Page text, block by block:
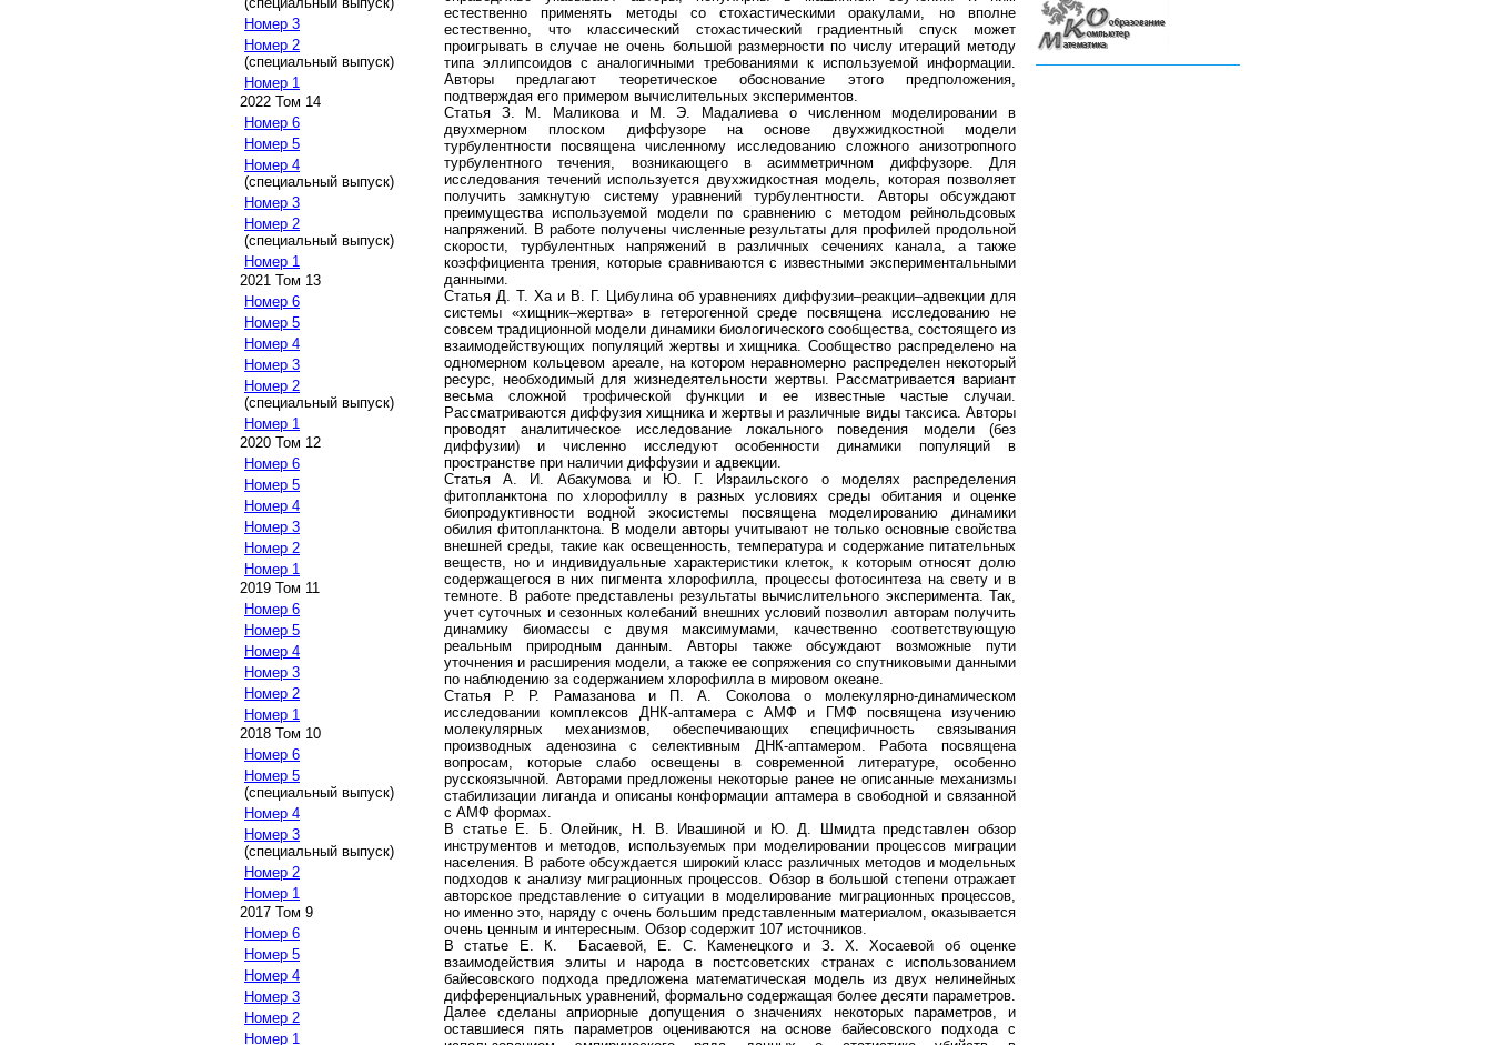
Номер 3
Номер 2
(специальный выпуск)
Номер 1
2022 Том 14
Номер 6
Номер 5
Номер 4
(специальный выпуск)
Номер 3
Номер 2
(специальный выпуск)
Номер 1
2021 Том 13
Номер 6
Номер 5
Номер 4
Номер 3
Номер 2
(специальный выпуск)
Номер 1
2020 Том 12
Номер 6
Номер 5
Номер 4
Номер 3
Номер 2
Номер 1
2019 Том 11
Номер 6
Номер 5
Номер 4
Номер 3
Номер 2
Номер 1
2018 Том 10
Номер 6
Номер 5
(специальный выпуск)
Номер 4
Номер 3
(специальный выпуск)
Номер 2
Номер 1
2017 Том 9
Номер 6
Номер 5
Номер 4
Номер 3
Номер 2
Номер 1
естественно применять методы со стохастическими оракулами, но вполне
естественно, что классический стохастический градиентный спуск может
проигрывать в случае не очень большой размерности по числу итераций методу
типа эллипсоидов с аналогичными требованиями к используемой информации.
Авторы предлагают теоретическое обоснование этого предположения,
подтверждая его примером вычислительных экспериментов.
Статья З. М. Маликова и М. Э. Мадалиева о численном моделировании в
двухмерном плоском диффузоре на основе двухжидкостной модели
турбулентности посвящена численному исследованию сложного анизотропного
турбулентного течения, возникающего в асимметричном диффузоре. Для
исследования течений используется двухжидкостная модель, которая позволяет
получить замкнутую систему уравнений турбулентности. Авторы обсуждают
преимущества используемой модели по сравнению с методом рейнольдсовых
напряжений. В работе получены численные результаты для профилей продольной
скорости, турбулентных напряжений в различных сечениях канала, а также
коэффициента трения, которые сравниваются с известными экспериментальными
данными.
Статья Д. Т. Ха и В. Г. Цибулина об уравнениях диффузии–реакции–адвекции для
системы «хищник–жертва» в гетерогенной среде посвящена исследованию не
совсем традиционной модели динамики биологического сообщества, состоящего из
взаимодействующих популяций жертвы и хищника. Сообщество распределено на
одномерном кольцевом ареале, на котором неравномерно распределен некоторый
ресурс, необходимый для жизнедеятельности жертвы. Рассматривается вариант
весьма сложной трофической функции и ее известные частые случаи.
Рассматриваются диффузия хищника и жертвы и различные виды таксиса. Авторы
проводят аналитическое исследование локального поведения модели (без
диффузии) и численно исследуют особенности динамики популяций в
пространстве при наличии диффузии и адвекции.
Статья А. И. Абакумова и Ю. Г. Израильского о моделях распределения
фитопланктона по хлорофиллу в разных условиях среды обитания и оценке
биопродуктивности водной экосистемы посвящена моделированию динамики
обилия фитопланктона. В модели авторы учитывают не только основные свойства
внешней среды, такие как освещенность, температура и содержание питательных
веществ, но и индивидуальные характеристики клеток, к которым относят долю
содержащегося в них пигмента хлорофилла, процессы фотосинтеза на свету и в
темноте. В работе представлены результаты вычислительного эксперимента. Так,
учет суточных и сезонных колебаний внешних условий позволил авторам получить
динамику биомассы с двумя максимумами, качественно соответствующую
реальным природным данным. Авторы также обсуждают возможные пути
уточнения и расширения модели, а также ее сопряжения со спутниковыми данными
по наблюдению за содержанием хлорофилла в мировом океане.
Статья Р. Р. Рамазанова и П. А. Соколова о молекулярно-динамическом
исследовании комплексов ДНК-аптамера с АМФ и ГМФ посвящена изучению
молекулярных механизмов, обеспечивающих специфичность связывания
производных аденозина с селективным ДНК-аптамером. Работа посвящена
вопросам, которые слабо освещены в современной литературе, особенно
русскоязычной. Авторами предложены некоторые ранее не описанные механизмы
стабилизации лиганда и описаны конформации аптамера в свободной и связанной
c АМФ формах.
В статье Е. Б. Олейник, Н. В. Ивашиной и Ю. Д. Шмидта представлен обзор
инструментов и методов, используемых при моделировании процессов миграции
населения. В работе обсуждается широкий класс различных методов и модельных
подходов к анализу миграционных процессов. Обзор в большой степени отражает
авторское представление о ситуации в моделирование миграционных процессов,
но именно это, наряду с очень большим представленным материалом, оказывается
очень ценным и интересным. Обзор содержит 107 источников.
В статье Е. К. Басаевой, Е. С. Каменецкого и З. Х. Хосаевой об оценке
взаимодействия элиты и народа в постсоветских странах с использованием
байесовского подхода предложена математическая модель из двух нелинейных
дифференциальных уравнений, формально содержащая более десяти параметров.
Далее сделаны априорные допущения о значениях некоторых параметров, и
оставшиеся пять параметров оцениваются на основе байесовского подхода с